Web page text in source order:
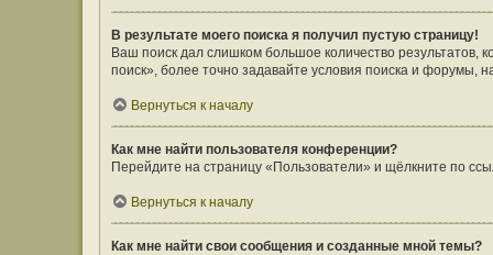
В результате моего поиска я получил пустую страницу!
Ваш поиск дал слишком большое количество результатов,
поиск», более точно задавайте условия поиска и форумы,
Вернуться к началу
Как мне найти пользователя конференции?
Перейдите на страницу «Пользователи» и щёлкните по
Вернуться к началу
Как мне найти свои сообщения и созданные мной темы?